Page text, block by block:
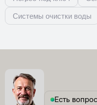
Системы очистки воды
Есть